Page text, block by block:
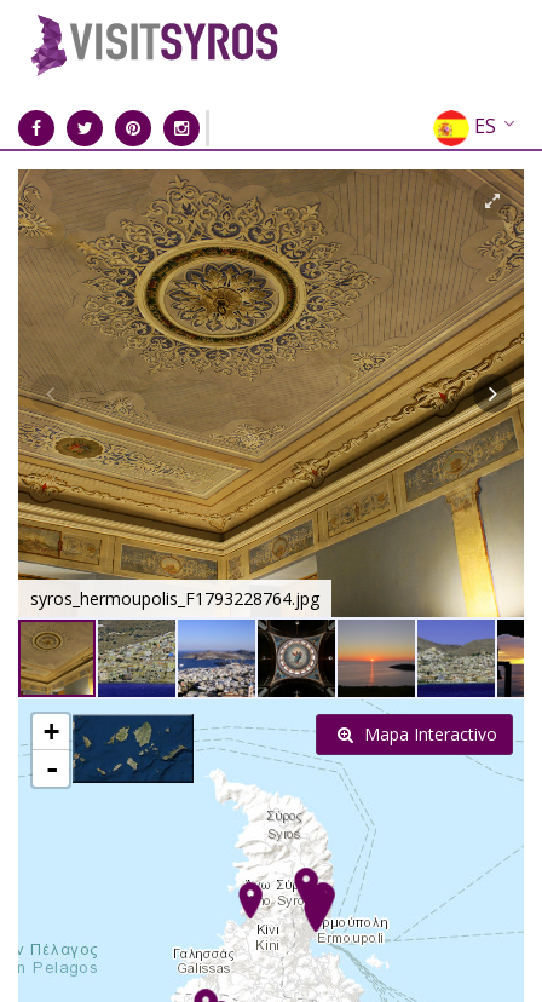
ES
EN
EL
FR
DE
IT
RU
CN
syros_hermoupolis_F1793228764.jpg
+
-
Mapa Interactivo